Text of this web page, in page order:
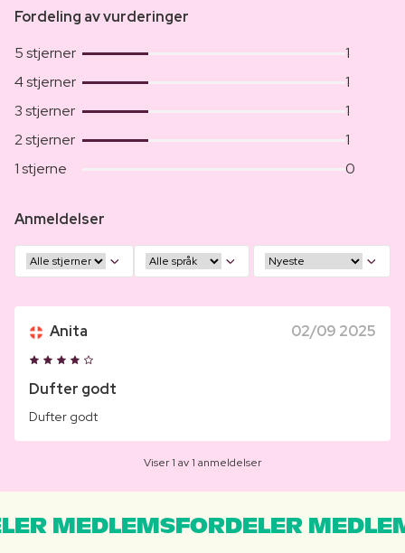
Fordeling av vurderinger
5 stjerner
1
4 stjerner
1
3 stjerner
1
2 stjerner
1
1 stjerne
0
Anmeldelser
Anita 02/09 2025
Dufter godt
Dufter godt
Viser 1 av 1 anmeldelser
MEDLEMSFORDELER